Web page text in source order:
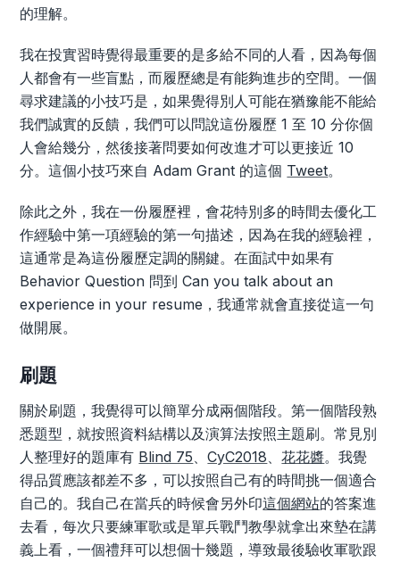
的理解。
我在投實習時覺得最重要的是多給不同的人看，因為每個
人都會有一些盲點，而履歷總是有能夠進步的空間。一個
尋求建議的小技巧是，如果覺得別人可能在猶豫能不能給
我們誠實的反饋，我們可以問說這份履歷 1 至 10 分你個
人會給幾分，然後接著問要如何改進才可以更接近 10
分。這個小技巧來自 Adam Grant 的這個 Tweet。
除此之外，我在一份履歷裡，會花特別多的時間去優化工
作經驗中第一項經驗的第一句描述，因為在我的經驗裡，
這通常是為這份履歷定調的關鍵。在面試中如果有
Behavior Question 問到 Can you talk about an
experience in your resume，我通常就會直接從這一句
做開展。
刷題
關於刷題，我覺得可以簡單分成兩個階段。第一個階段熟
悉題型，就按照資料結構以及演算法按照主題刷。常見別
人整理好的題庫有 Blind 75 、CyC2018 、花花醬。我覺
得品質應該都差不多，可以按照自己有的時間挑一個適合
自己的。我自己在當兵的時候會另外印這個網站的答案進
去看，每次只要練軍歌或是單兵戰鬥教學就拿出來墊在講
義上看，一個禮拜可以想個十幾題，導致最後驗收軍歌跟